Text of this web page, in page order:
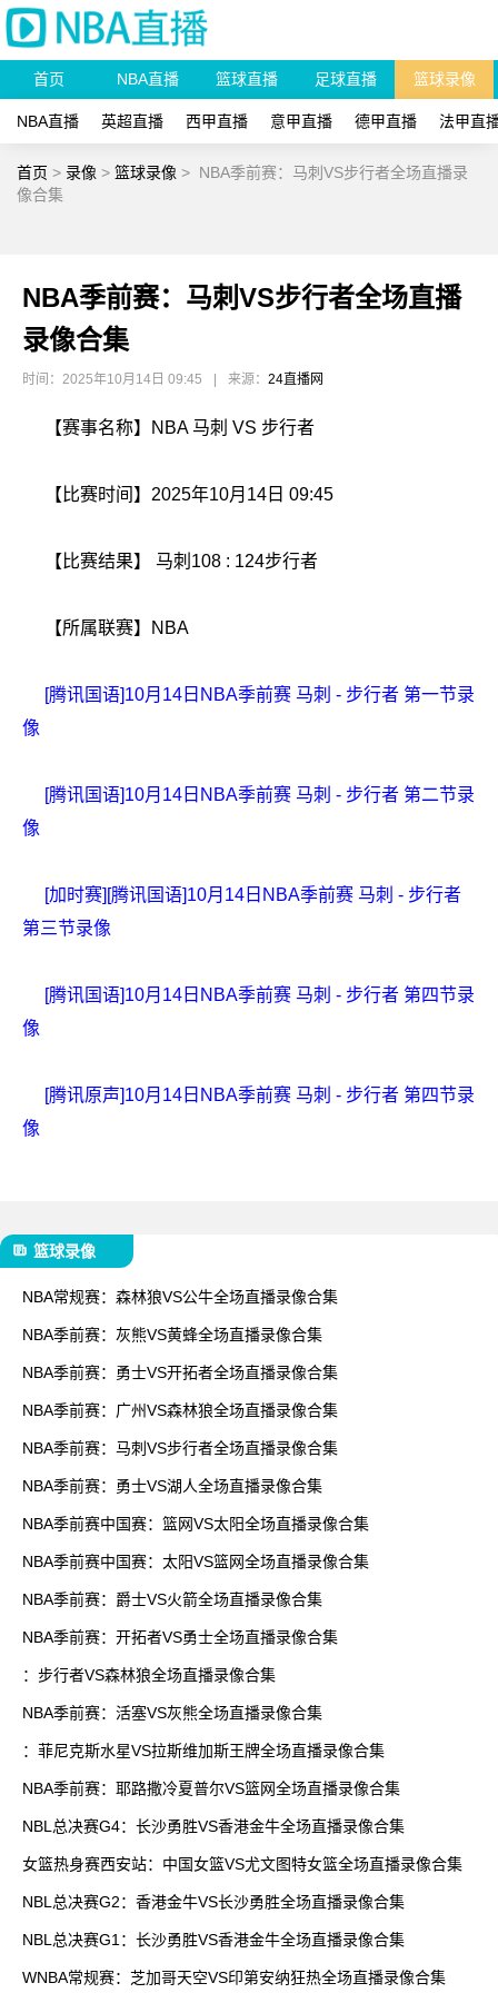
首页 NBA直播 篮球直播 足球直播 篮球录像
NBA直播 英超直播 西甲直播 意甲直播 德甲直播 法甲直
首页 > 录像 > 篮球录像 > NBA季前赛：马刺VS步行者全场直播录
像合集
NBA季前赛：马刺VS步行者全场直播
录像合集
时间：2025年10月14日 09:45 来源： 24直播网
【赛事名称】NBA 马刺 VS 步行者
【比赛时间】2025年10月14日 09:45
【比赛结果】 马刺108 : 124步行者
【所属联赛】 NBA
[腾讯国语]10月14日NBA季前赛 马刺 - 步行者 第一节录
像
[腾讯国语]10月14日NBA季前赛 马刺 - 步行者 第二节录
像
[加时赛][腾讯国语]10月14日NBA季前赛 马刺 - 步行者
第三节录像
[腾讯国语]10月14日NBA季前赛 马刺 - 步行者 第四节录
像
[腾讯原声]10月14日NBA季前赛 马刺 - 步行者 第四节录
像
篮球录像
NBA常规赛：森林狼VS公牛全场直播录像合集
NBA季前赛：灰熊VS黄蜂全场直播录像合集
NBA季前赛：勇士VS开拓者全场直播录像合集
NBA季前赛：广州VS森林狼全场直播录像合集
NBA季前赛：马刺VS步行者全场直播录像合集
NBA季前赛：勇士VS湖人全场直播录像合集
NBA季前赛中国赛：篮网VS太阳全场直播录像合集
NBA季前赛中国赛：太阳VS篮网全场直播录像合集
NBA季前赛：爵士VS火箭全场直播录像合集
NBA季前赛：开拓者VS勇士全场直播录像合集
：步行者VS森林狼全场直播录像合集
NBA季前赛：活塞VS灰熊全场直播录像合集
：菲尼克斯水星VS拉斯维加斯王牌全场直播录像合集
NBA季前赛：耶路撒冷夏普尔VS篮网全场直播录像合集
NBL总决赛G4：长沙勇胜VS香港金牛全场直播录像合集
女篮热身赛西安站：中国女篮VS尤文图特女篮全场直播录像合集
NBL总决赛G2：香港金牛VS长沙勇胜全场直播录像合集
NBL总决赛G1：长沙勇胜VS香港金牛全场直播录像合集
WNBA常规赛：芝加哥天空VS印第安纳狂热全场直播录像合集